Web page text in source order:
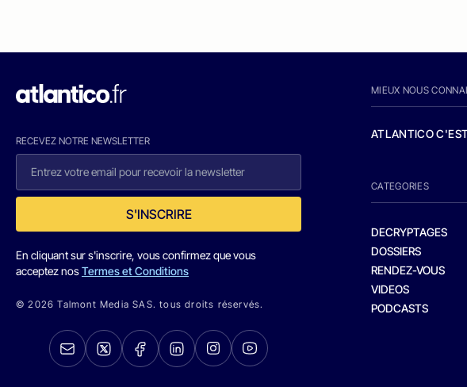
RECEVEZ NOTRE NEWSLETTER
S'INSCRIRE
En cliquant sur s'inscrire, vous confirmez que vous
acceptez nosTermes et Conditions
© 2026 Talmont Media SAS. tous droits réservés.
MIEUX NOUS
ATLANTICO
CATEGORIES
DECRYPTAGES
DOSSIERS
RENDEZ-VOUS
VIDEOS
PODCASTS